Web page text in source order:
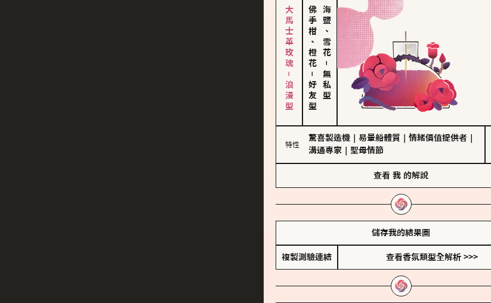
大馬士革玫瑰－浪漫型 佛手柑、橙花
－
好友型
海鹽、雪花
－
無私型
特性
驚喜製造機 易暈船體質 情緒價值提供者
溝通專家
聖母情節
查看 我 的解說
儲存我的結果圖
複製測驗連結 查看香氛類型全解析 >>>